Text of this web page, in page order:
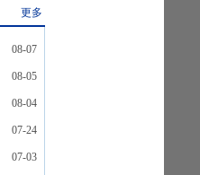
更多
08-07
08-05
08-04
07-24
07-03